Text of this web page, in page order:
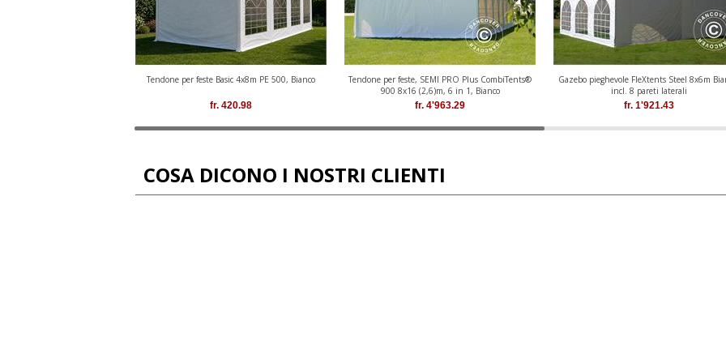
Tendone per feste Basic 4x8m PE 500, Bianco
fr. 420.98
Tendone per feste, SEMI PRO Plus CombiTents®
900 8x16 (2,6)m, 6 in 1, Bianco
fr. 4'963.29
Gazebo pieghevole FleXtents Steel 8x6m
incl. 8 pareti laterali
fr. 1'921.43
COSA DICONO I NOSTRI CLIENTI